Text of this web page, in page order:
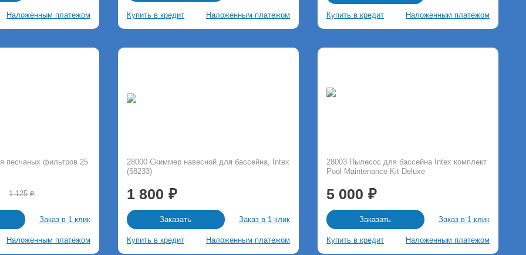
Наложенным платежом Купить в кредит Наложенным платежом Купить в кредит Наложенным платежом
песчаных фильтров 25
1 125
Заказ в 1 клик
Наложенным платежом
28000 Скиммер навесной для бассейна, Intex
(58233)
1 800
Заказать Заказ в 1 клик
Купить в кредит Наложенным платежом
28003 Пылесос для бассейна Intex комплект
Pool Maintenance Kit Deluxe
5 000
Заказать Заказ в 1 клик
Купить в кредит Наложенным платежом